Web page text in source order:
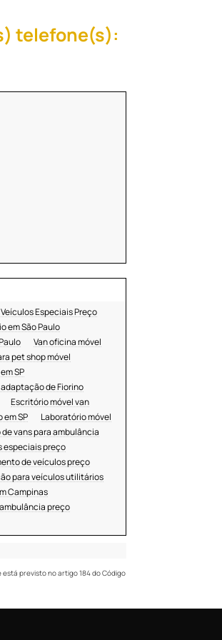
telefone(s):
Especiais Preço
em São Paulo
Van oficina móvel
pet shop móvel
SP
de Fiorino
Escritório móvel van
SP
Laboratório móvel
vans para ambulância
especiais preço
de veículos preço
para veículos utilitários
Campinas
preço
previsto no artigo 184 do Código